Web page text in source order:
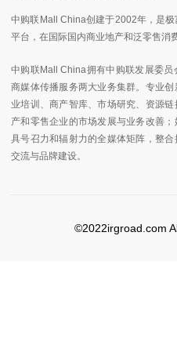
中购联Mall China创建于2002年，是
平台，在国际国内商业地产和泛零售消
中购联Mall China拥有中购联发展委
商媒体传播服务两大业务集群。专业
业培训、商产智库、市场研究、资源
产和零售企业的市场发展与业务改善
具号召力和辐射力的全媒体矩阵，整
交流与品牌建设。
©2022irgroad.com